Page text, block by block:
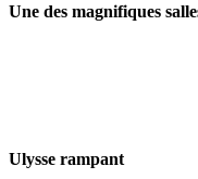
Une des magnifiques
Ulysse rampant